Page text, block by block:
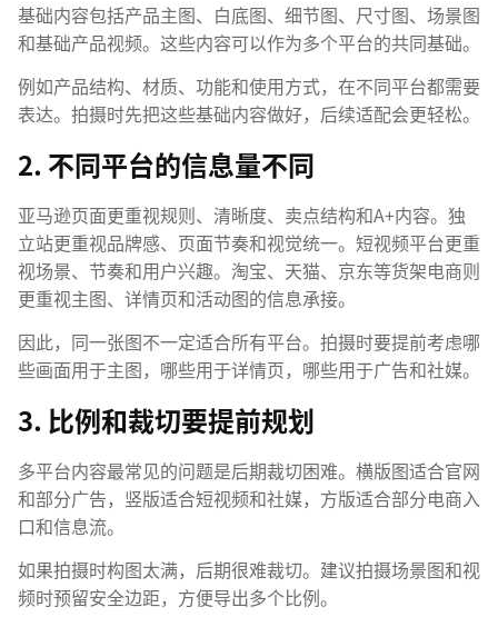
基础内容包括产品主图、白底图、细节图、尺寸图、场景图
和基础产品视频。这些内容可以作为多个平台的共同基础。
例如产品结构、材质、功能和使用方式，在不同平台都需要
表达。拍摄时先把这些基础内容做好，后续适配会更轻松。
2. 不同平台的信息量不同
亚马逊页面更重视规则、清晰度、卖点结构和A+内容。独
立站更重视品牌感、页面节奏和视觉统一。短视频平台更重
视场景、节奏和用户兴趣。淘宝、天猫、京东等货架电商则
更重视主图、详情页和活动图的信息承接。
因此，同一张图不一定适合所有平台。拍摄时要提前考虑哪
些画面用于主图，哪些用于详情页，哪些用于广告和社媒。
3. 比例和裁切要提前规划
多平台内容最常见的问题是后期裁切困难。横版图适合官网
和部分广告，竖版适合短视频和社媒，方版适合部分电商入
口和信息流。
如果拍摄时构图太满，后期很难裁切。建议拍摄场景图和视
频时预留安全边距，方便导出多个比例。